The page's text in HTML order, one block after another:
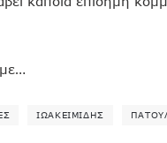
ΙΩΑΚΕΙΜΊΔΗΣ